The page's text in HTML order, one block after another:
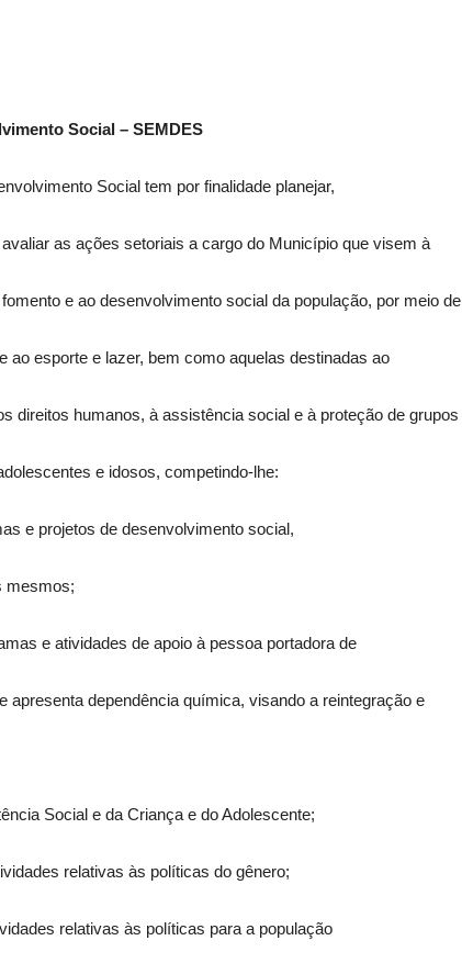
Social – SEMDES
Social tem por finalidade planejar,
as ações setoriais a cargo do Município que visem à
e ao desenvolvimento social da população, por meio de
ao esporte e lazer, bem como aquelas destinadas ao
direitos humanos, à assistência social e à proteção de grupos
e idosos, competindo-lhe:
e projetos de desenvolvimento social,
mesmos;
e atividades de apoio à pessoa portadora de
apresenta dependência química, visando a reintegração e
Social e da Criança e do Adolescente;
relativas às políticas do gênero;
relativas às políticas para a população